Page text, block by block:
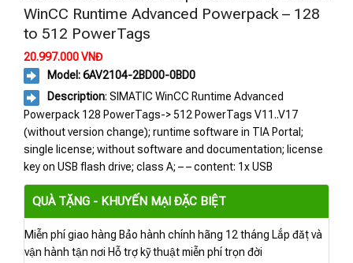
WinCC Runtime Advanced Powerpack – 128
to 512 PowerTags
20.997.000VNĐ
Model: 6AV2104-2BD00-0BD0
Description: SIMATIC WinCC Runtime Advanced
Powerpack 128 PowerTags-> 512 PowerTags V11..V17
(without version change); runtime software in TIA Portal;
single license; without software and documentation; license
key on USB flash drive; class A; – – content: 1x USB
QUÀ TẶNG - KHUYẾN MẠI ĐẶC BIỆT
Miễn phí giao hàng Bảo hành chính hãng 12 tháng Lắp đặt và
vận hành tận nơi Hỗ trợ kỹ thuật miễn phí trọn đời